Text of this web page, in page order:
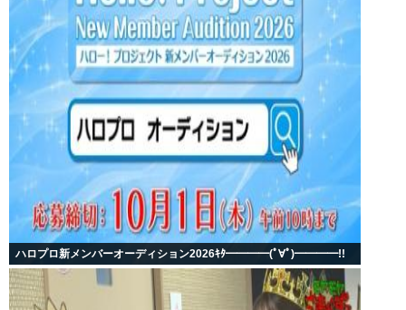
ハロプロ新メンバーオーディション2026ｷﾀ━━━━(ﾟ∀ﾟ)━━━━!!